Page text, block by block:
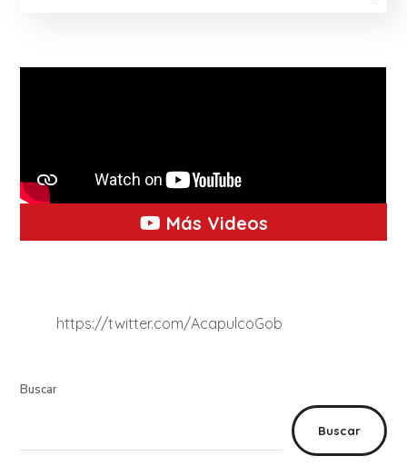
Más Videos
https://twitter.com/AcapulcoGob
Buscar
Buscar